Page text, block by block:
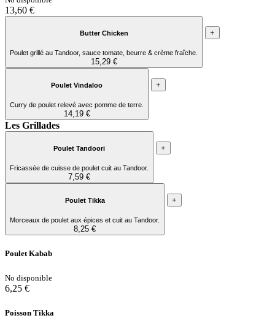
13,60 €
Butter Chicken
Poulet grillé au Tandoor, sauce tomate, beurre & crème fraîche.
15,29 €
+
Poulet Vindaloo
Curry de poulet relevé avec pomme de terre.
14,19 €
+
Les Grillades
Poulet Tandoori
Fricassée de cuisse de poulet cuit au Tandoor.
7,59 €
+
Poulet Tikka
Morceaux de poulet aux épices et cuit au Tandoor.
8,25 €
+
Poulet Kabab
No disponible
6,25 €
Poisson Tikka